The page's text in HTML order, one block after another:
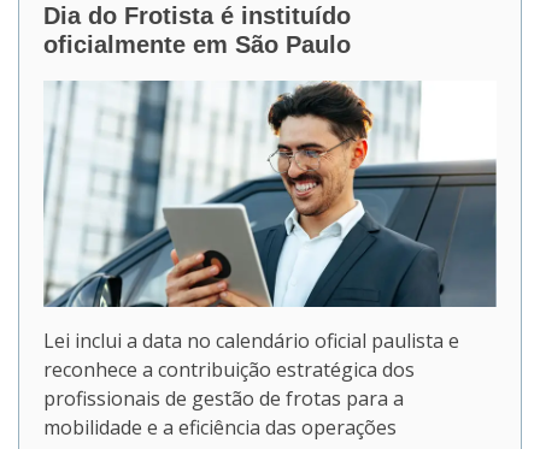
Dia do Frotista é instituído
oficialmente em São Paulo
Lei inclui a data no calendário oficial paulista e
reconhece a contribuição estratégica dos
profissionais de gestão de frotas para a
mobilidade e a eficiência das operações